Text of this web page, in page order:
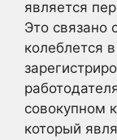
является
Это связано
колеблется
совокупном
который